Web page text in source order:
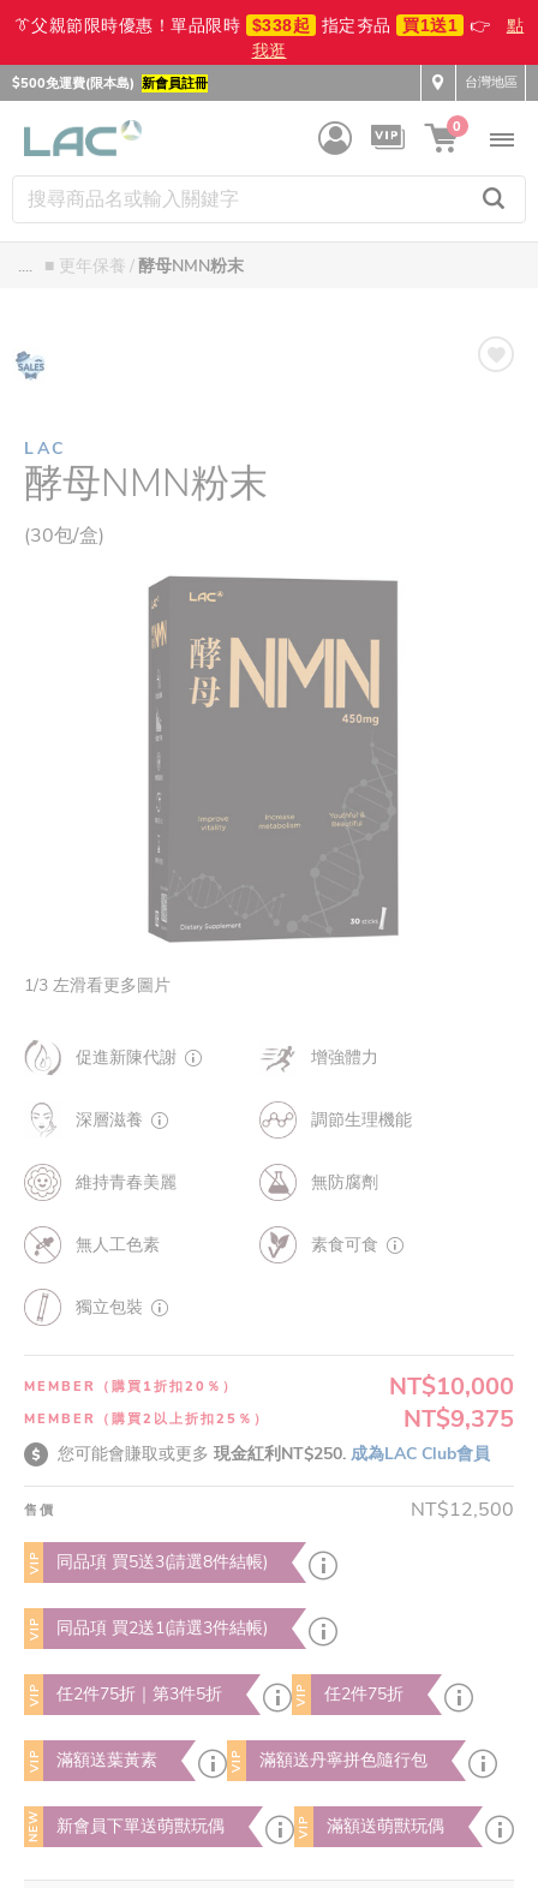
👔父親節限時優惠！單品限時 $338起 指定夯品 買1送1 👉
點
我逛
$500免運費(限本島) 新會員註冊 台灣地區
0
.... ■ 更年保養 酵母NMN粉末
LAC
酵母NMN粉末
(30包/盒)
1/3 左滑看更多圖片
促進新陳代謝 增強體力
深層滋養 調節生理機能
維持青春美麗 無防腐劑
無人工色素 素食可食
獨立包裝
MEMBER（購買1折扣20％） NT$10,000
MEMBER（購買2以上折扣25％） NT$9,375
您可能會賺取或更多 現金紅利NT$250. 成為LAC Club會員
售價 NT$12,500
VIP 同品項 買5送3(請選8件結帳)
VIP 同品項 買2送1(請選3件結帳)
VIP 任2件75折｜第3件5折 VIP 任2件75折
VIP 滿額送葉黃素 VIP 滿額送丹寧拼色隨行包
NEW 新會員下單送萌獸玩偶 VIP 滿額送萌獸玩偶